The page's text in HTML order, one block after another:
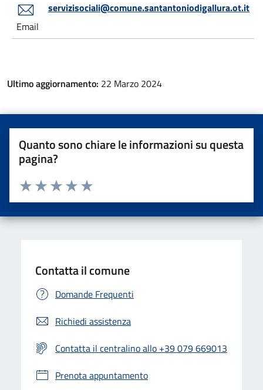
Email
servizisociali@comune.santantoniodigallura.ot.it
Ultimo aggiornamento: 22 Marzo 2024
Quanto sono chiare le informazioni su questa
pagina?
Valuta da 1 a 5 stelle la pagina
Valuta 5 stelle su 5
Valuta 4 stelle su 5
Valuta 3 stelle su 5
Valuta 2 stelle su 5
Valuta una stella su 5
Contatta il comune
Domande Frequenti
Richiedi assistenza
Contatta il centralino allo +39 079 669013
Prenota appuntamento